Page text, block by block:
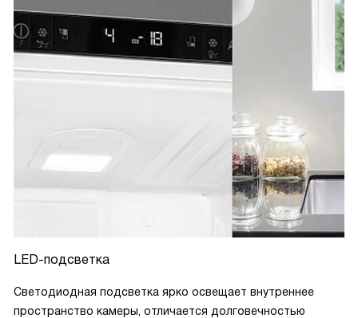
LED-подсветка
Светодиодная подсветка ярко освещает внутреннее
пространство камеры, отличается долговечностью